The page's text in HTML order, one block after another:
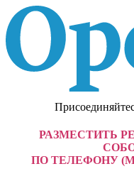
РАЗМЕСТИТЬ
ПО ТЕЛЕФОНУ